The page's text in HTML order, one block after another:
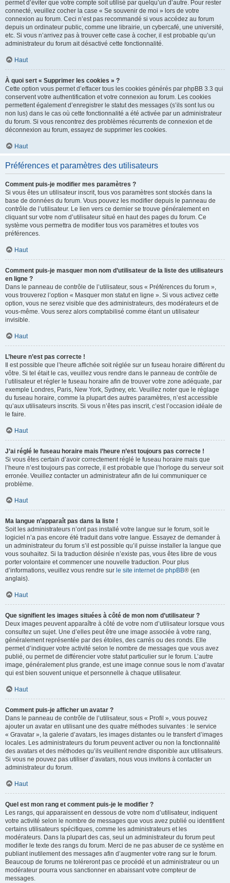
permet d’éviter que votre compte soit utilisé par quelqu’un d’autre. Pour rester
connecté, veuillez cocher la case « Se souvenir de moi » lors de votre
connexion au forum. Ceci n’est pas recommandé si vous accédez au forum
depuis un ordinateur public, comme une librairie, un cybercafé, une université,
etc. Si vous n’arrivez pas à trouver cette case à cocher, il est probable qu’un
administrateur du forum ait désactivé cette fonctionnalité.
Haut
À quoi sert « Supprimer les cookies » ?
Cette option vous permet d’effacer tous les cookies générés par phpBB 3.3 qui
conservent votre authentification et votre connexion au forum. Les cookies
permettent également d’enregistrer le statut des messages (s’ils sont lus ou
non lus) dans le cas où cette fonctionnalité a été activée par un administrateur
du forum. Si vous rencontrez des problèmes récurrents de connexion et de
déconnexion au forum, essayez de supprimer les cookies.
Haut
Préférences et paramètres des utilisateurs
Comment puis-je modifier mes paramètres ?
Si vous êtes un utilisateur inscrit, tous vos paramètres sont stockés dans la
base de données du forum. Vous pouvez les modifier depuis le panneau de
contrôle de l’utilisateur. Le lien vers ce dernier se trouve généralement en
cliquant sur votre nom d’utilisateur situé en haut des pages du forum. Ce
système vous permettra de modifier tous vos paramètres et toutes vos
préférences.
Haut
Comment puis-je masquer mon nom d’utilisateur de la liste des utilisateurs
en ligne ?
Dans le panneau de contrôle de l’utilisateur, sous « Préférences du forum »,
vous trouverez l’option « Masquer mon statut en ligne ». Si vous activez cette
option, vous ne serez visible que des administrateurs, des modérateurs et de
vous-même. Vous serez alors comptabilisé comme étant un utilisateur
invisible.
Haut
L’heure n’est pas correcte !
Il est possible que l’heure affichée soit réglée sur un fuseau horaire différent du
vôtre. Si tel était le cas, veuillez vous rendre dans le panneau de contrôle de
l’utilisateur et régler le fuseau horaire afin de trouver votre zone adéquate, par
exemple Londres, Paris, New York, Sydney, etc. Veuillez noter que le réglage
du fuseau horaire, comme la plupart des autres paramètres, n’est accessible
qu’aux utilisateurs inscrits. Si vous n’êtes pas inscrit, c’est l’occasion idéale de
le faire.
Haut
J’ai réglé le fuseau horaire mais l’heure n’est toujours pas correcte !
Si vous êtes certain d’avoir correctement réglé le fuseau horaire mais que
l’heure n’est toujours pas correcte, il est probable que l’horloge du serveur soit
erronée. Veuillez contacter un administrateur afin de lui communiquer ce
problème.
Haut
Ma langue n’apparaît pas dans la liste !
Soit les administrateurs n’ont pas installé votre langue sur le forum, soit le
logiciel n’a pas encore été traduit dans votre langue. Essayez de demander à
un administrateur du forum s’il est possible qu’il puisse installer la langue que
vous souhaitez. Si la traduction désirée n’existe pas, vous êtes libre de vous
porter volontaire et commencer une nouvelle traduction. Pour plus
d’informations, veuillez vous rendre sur le site internet de phpBB® (en
anglais).
Haut
Que signifient les images situées à côté de mon nom d’utilisateur ?
Deux images peuvent apparaître à côté de votre nom d’utilisateur lorsque vous
consultez un sujet. Une d’elles peut être une image associée à votre rang,
généralement représentée par des étoiles, des carrés ou des ronds. Elle
permet d’indiquer votre activité selon le nombre de messages que vous avez
publié, ou permet de différencier votre statut particulier sur le forum. L’autre
image, généralement plus grande, est une image connue sous le nom d’avatar
qui est bien souvent unique et personnelle à chaque utilisateur.
Haut
Comment puis-je afficher un avatar ?
Dans le panneau de contrôle de l’utilisateur, sous « Profil », vous pouvez
ajouter un avatar en utilisant une des quatre méthodes suivantes : le service
« Gravatar », la galerie d’avatars, les images distantes ou le transfert d’images
locales. Les administrateurs du forum peuvent activer ou non la fonctionnalité
des avatars et des méthodes qu’ils veuillent rendre disponible aux utilisateurs.
Si vous ne pouvez pas utiliser d’avatars, nous vous invitons à contacter un
administrateur du forum.
Haut
Quel est mon rang et comment puis-je le modifier ?
Les rangs, qui apparaissent en dessous de votre nom d’utilisateur, indiquent
votre activité selon le nombre de messages que vous avez publié ou identifient
certains utilisateurs spécifiques, comme les administrateurs et les
modérateurs. Dans la plupart des cas, seul un administrateur du forum peut
modifier le texte des rangs du forum. Merci de ne pas abuser de ce système en
publiant inutilement des messages afin d’augmenter votre rang sur le forum.
Beaucoup de forums ne toléreront pas ce procédé et un administrateur ou un
modérateur pourra vous sanctionner en abaissant votre compteur de
messages.